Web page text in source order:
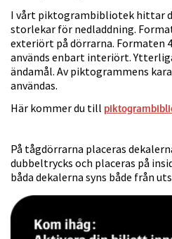
I vårt piktogrambibliotek hittar
storlekar för nedladdning.
exteriört på dörrarna. Formaten
används enbart interiört.
ändamål. Av piktogrammens
användas.
Här kommer du till
På tågdörrarna placeras
dubbeltrycks och placeras på
båda dekalerna syns både från